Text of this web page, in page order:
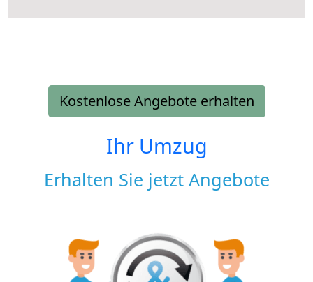
Kostenlose Angebote erhalten
Ihr Umzug
Erhalten Sie jetzt Angebote